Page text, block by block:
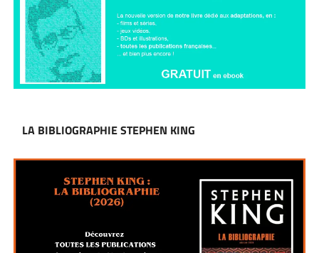
LA BIBLIOGRAPHIE STEPHEN KING